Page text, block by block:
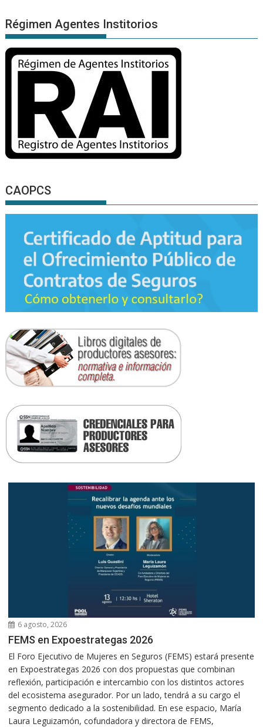
Régimen Agentes Institorios
CAOPCS
6 agosto, 2026
FEMS en Expoestrategas 2026
El Foro Ejecutivo de Mujeres en Seguros (FEMS) estará presente
en Expoestrategas 2026 con dos propuestas que combinan
reflexión, participación e intercambio con los distintos actores
del ecosistema asegurador. Por un lado, tendrá a su cargo el
segmento dedicado a la sostenibilidad. En ese espacio, María
Laura Leguizamón, cofundadora y directora de FEMS,